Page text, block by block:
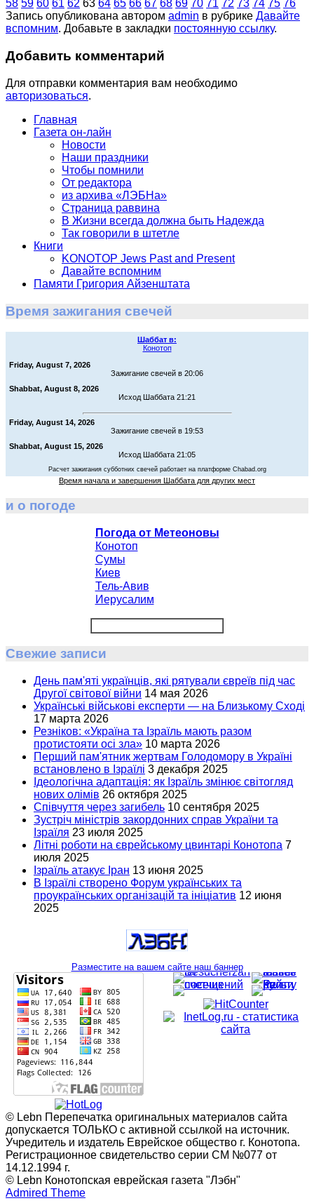
58 59 60 61 62 63 64 65 66 67 68 69 70 71 72 73 74 75 76
Запись опубликована автором admin в рубрике Давайте
вспомним. Добавьте в закладки постоянную ссылку.
Добавить комментарий
Для отправки комментария вам необходимо
авторизоваться.
Главная
Газета он-лайн
Новости
Наши праздники
Чтобы помнили
От редактора
из архива «ЛЭБНа»
Страница раввина
В Жизни всегда должна быть Надежда
Так говорили в штетле
Книги
KONOTOP Jews Past and Present
Давайте вспомним
Памяти Григория Айзенштата
Время зажигания свечей
Шаббат в:
Конотоп
Friday, August 7, 2026
Зажигание свечей в 20:06
Shabbat, August 8, 2026
Исход Шаббата 21:21
Friday, August 14, 2026
Зажигание свечей в 19:53
Shabbat, August 15, 2026
Исход Шаббата 21:05
Расчет зажигания субботних свечей работает на платформе Chabad.org
Время начала и завершения Шаббата для других мест
и о погоде
Погода от Метеоновы
Конотоп
Сумы
Киев
Тель-Авив
Иерусалим
Свежие записи
День пам'яті українців, які рятували євреїв під час
Другої світової війни 14 мая 2026
Українські військові експерти — на Близькому Сході
17 марта 2026
Резніков: «Україна та Ізраїль мають разом
протистояти осі зла» 10 марта 2026
Перший пам'ятник жертвам Голодомору в Україні
встановлено в Ізраїлі 3 декабря 2025
Ідеологічна адаптація: як Ізраїль змінює світогляд
нових олімів 26 октября 2025
Співчуття через загибель 10 сентября 2025
Зустріч міністрів закордонних справ України та
Ізраїля 23 июля 2025
Літні роботи на єврейському цвинтарі Конотопа 7
июля 2025
Ізраїль атакує Іран 13 июня 2025
В Ізраїлі створено Форум українських та
проукраїнських організацій та ініціатив 12 июня
2025
Разместите на вашем сайте наш баннер
© Lebn Перепечатка оригинальных материалов сайта
допускается ТОЛЬКО с активной ссылкой на источник.
Учредитель и издатель Еврейское общество г. Конотопа.
Регистрационное свидетельство серии СМ №077 от
14.12.1994 г.
© Lebn Конотопская еврейская газета "Лэбн"
Admired Theme